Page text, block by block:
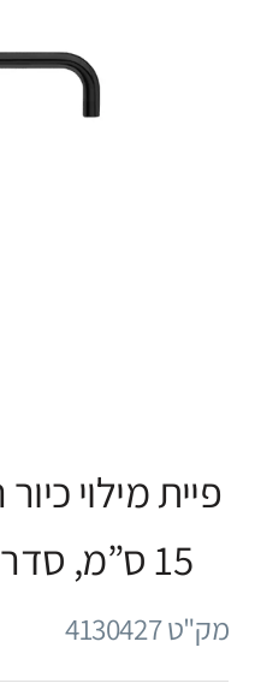
פיית מילוי
15 ס”מ, סדרה FLOW: שחור
מק"ט 4130427